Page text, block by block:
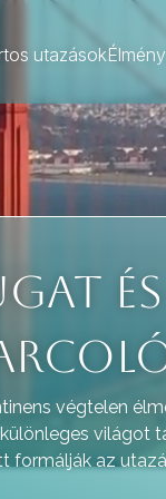
utazások
kincsei, a
nyújtanak a
mindennapokat.